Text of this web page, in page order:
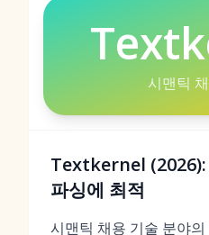
시맨틱
Textkernel (2026):
파싱에 최적
시맨틱 채용 기술 분야